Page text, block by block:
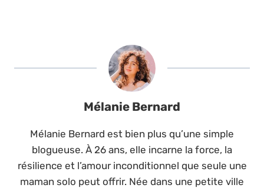
Mélanie Bernard
Mélanie Bernard est bien plus qu’une simple
blogueuse. À 26 ans, elle incarne la force, la
résilience et l’amour inconditionnel que seule une
maman solo peut offrir. Née dans une petite ville